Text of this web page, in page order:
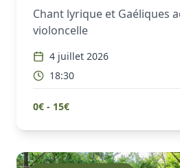
Chant lyrique et Gaéliques
violoncelle
4 juillet 2026
18:30
0€ - 15€